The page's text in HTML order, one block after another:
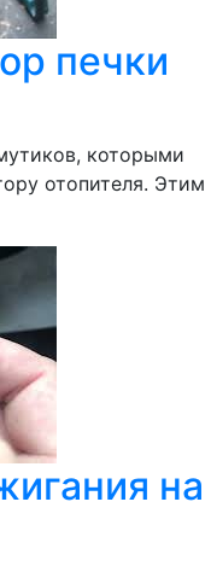
печки
которыми
отопителя. Этим
на